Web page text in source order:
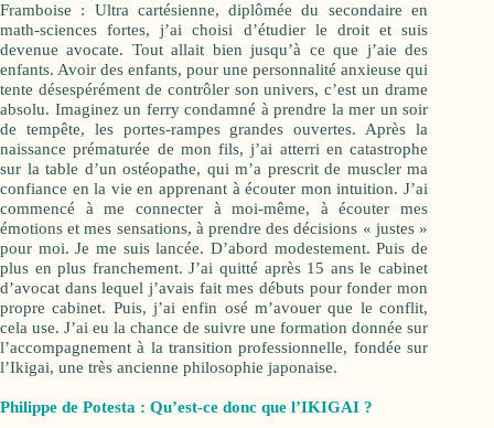
Framboise : Ultra cartésienne, diplômée du secondaire en
math-sciences fortes, j’ai choisi d’étudier le droit et suis
devenue avocate. Tout allait bien jusqu’à ce que j’aie des
enfants. Avoir des enfants, pour une personnalité anxieuse qui
tente désespérément de contrôler son univers, c’est un drame
absolu. Imaginez un ferry condamné à prendre la mer un soir
de tempête, les portes-rampes grandes ouvertes. Après la
naissance prématurée de mon fils, j’ai atterri en catastrophe
sur la table d’un ostéopathe, qui m’a prescrit de muscler ma
confiance en la vie en apprenant à écouter mon intuition. J’ai
commencé à me connecter à moi-même, à écouter mes
émotions et mes sensations, à prendre des décisions « justes »
pour moi. Je me suis lancée. D’abord modestement. Puis de
plus en plus franchement. J’ai quitté après 15 ans le cabinet
d’avocat dans lequel j’avais fait mes débuts pour fonder mon
propre cabinet. Puis, j’ai enfin osé m’avouer que le conflit,
cela use. J’ai eu la chance de suivre une formation donnée sur
l’accompagnement à la transition professionnelle, fondée sur
l’Ikigai, une très ancienne philosophie japonaise.
Philippe de Potesta : Qu’est-ce donc que l’IKIGAI ?